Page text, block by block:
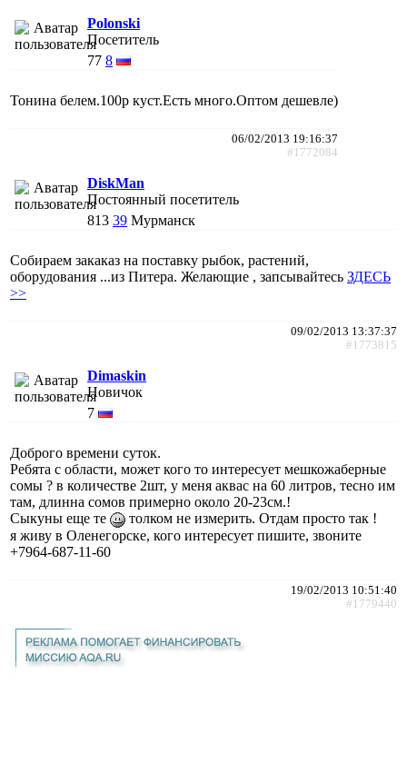
Polonski
Посетитель
77 8
Тонина белем.100р куст.Есть много.Оптом дешевле)
06/02/2013 19:16:37
#1772084
DiskMan
Постоянный посетитель
813 39 Мурманск
Собираем закаказ на поставку рыбок, растений,
оборудования ...из Питера. Желающие , запсывайтесь ЗДЕСЬ
>>
09/02/2013 13:37:37
#1773815
Dimaskin
Новичок
7
Доброго времени суток.
Ребята с области, может кого то интересует мешкожаберные
сомы ? в количестве 2шт, у меня аквас на 60 литров, тесно им
там, длинна сомов примерно около 20-23см.!
Сыкуны еще те
толком не измерить. Отдам просто так !
я живу в Оленегорске, кого интересует пишите, звоните
+7964-687-11-60
19/02/2013 10:51:40
#1779440